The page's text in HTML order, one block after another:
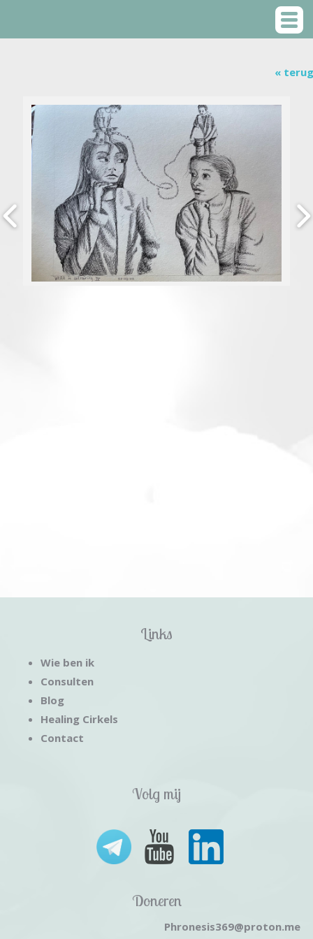
« terug
Links
Wie ben ik
Consulten
Blog
Healing Cirkels
Contact
Volg mij
Doneren
Phronesis369@proton.me